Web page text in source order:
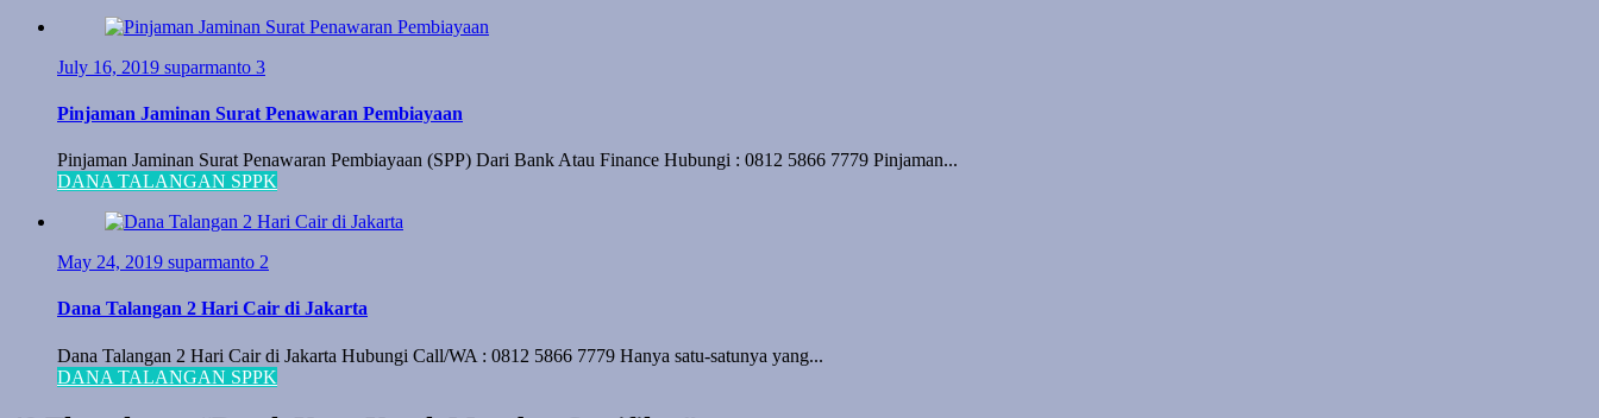
July 16, 2019 suparmanto 3
Pinjaman Jaminan Surat Penawaran Pembiayaan
Pinjaman Jaminan Surat Penawaran Pembiayaan (SPP) Dari Bank Atau Finance Hubungi : 0812 5866 7779 Pinjaman...
DANA TALANGAN SPPK
May 24, 2019 suparmanto 2
Dana Talangan 2 Hari Cair di Jakarta
Dana Talangan 2 Hari Cair di Jakarta Hubungi Call/WA : 0812 5866 7779 Hanya satu-satunya yang...
DANA TALANGAN SPPK